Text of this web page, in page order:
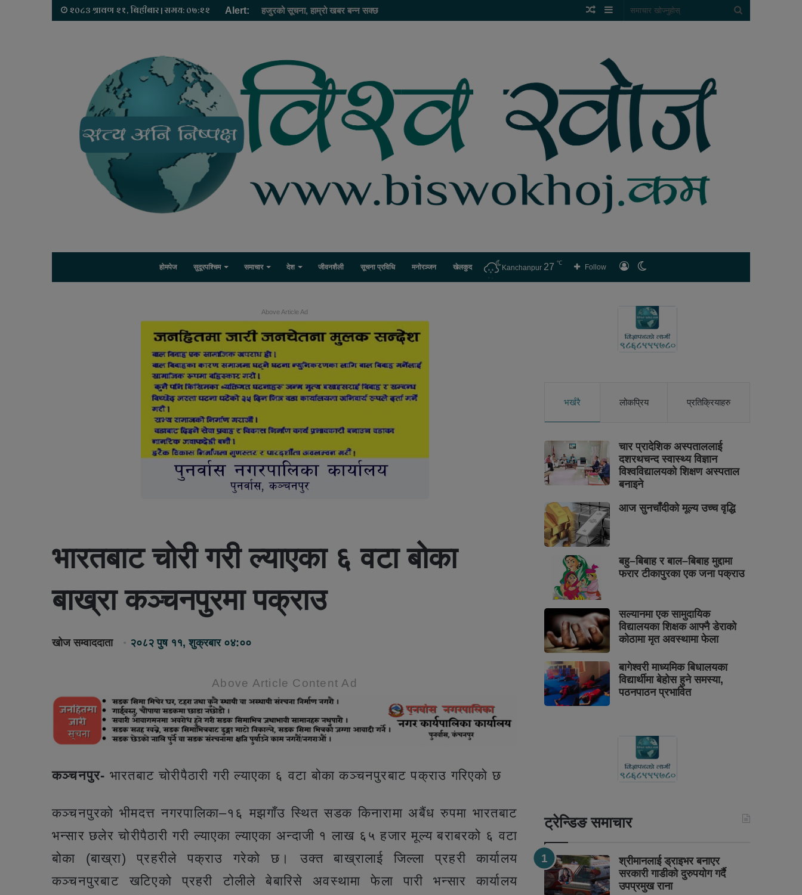
२०८३ श्रावण २१, बिहीबार | समय: ०७:२२ Alert: हजुरको सूचना, हाम्रो खबर बन्न सक्छ Sidebar
Random
होमपेज सुदूरपश्चिम समाचार देश जीवनशैली सूचना प्रविधि मनोरञ्जन खेलकुद लगइन
Follow
Kanchanpur 27 ℃
Above Article Ad
भारतबाट चोरी गरी ल्याएका ६ वटा बोका
बाख्रा कञ्चनपुरमा पक्राउ
खोज सम्वाददाता २०८२ पुष ११, शुक्रबार ०४:००
Above Article Content Ad
कञ्चनपुर- भारतबाट चोरीपैठारी गरी ल्याएका ६ वटा बोका कञ्चनपुरबाट पक्राउ गरिएको छ
कञ्चनपुरको भीमदत्त नगरपालिका–१६ मझगाँउ स्थित सडक किनारामा अबैंध रुपमा भारतबाट
भन्सार छलेर चोरीपैठारी गरी ल्याएका ल्याएका अन्दाजी १ लाख ६५ हजार मूल्य बराबरको ६ वटा
बोका (बाख्रा) प्रहरीले पक्राउ गरेको छ। उक्त बाख्रालाई जिल्ला प्रहरी कार्यालय
कञ्चनपुरबाट खटिएको प्रहरी टोलीले बेबारिसे अवस्थामा फेला पारी भन्सार कार्यालय
भर्खरै लोकप्रिय प्रतिक्रियाहरु
चार प्रादेशिक अस्पताललाई
दशरथचन्द स्वास्थ्य विज्ञान
विश्वविद्यालयको शिक्षण अस्पताल
बनाइने
आज सुनचाँदीको मूल्य उच्च वृद्धि
बहु–बिबाह र बाल–बिबाह मुद्दामा
फरार टीकापुरका एक जना पक्राउ
सल्यानमा एक सामुदायिक
विद्यालयका शिक्षक आफ्नै डेराको
कोठामा मृत अवस्थामा फेला
बागेश्वरी माध्यमिक बिधालयका
विद्यार्थीमा बेहोस हुने समस्या,
पठनपाठन प्रभावित
ट्रेन्डिङ समाचार
श्रीमानलाई ड्राइभर बनाएर
सरकारी गाडीको दुरुपयोग गर्दै
उपप्रमुख राना